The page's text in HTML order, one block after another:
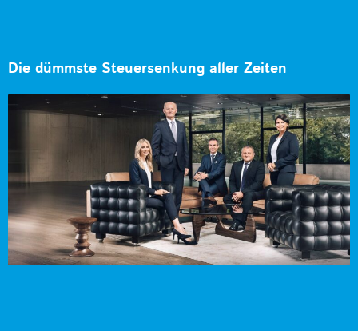
Die dümmste Steuersenkung aller Zeiten